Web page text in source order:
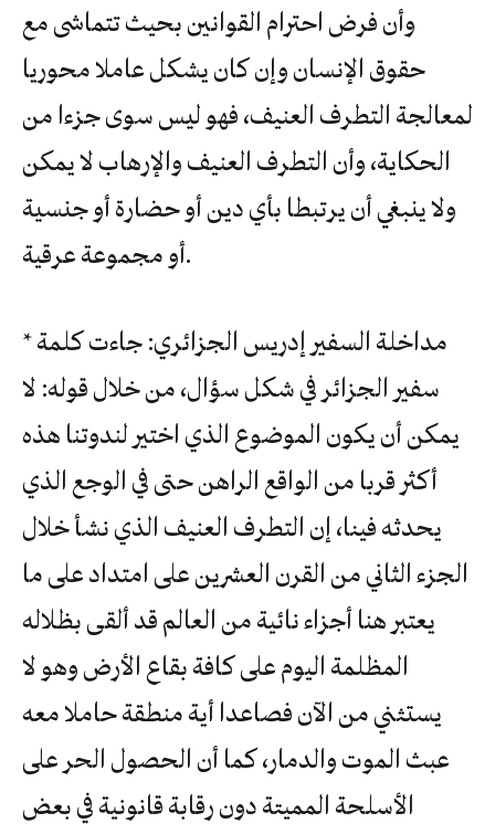
وأن فرض احترام القوانين بحيث تتماشى مع
حقوق الإنسان وإن كان يشكل عاملا محوريا
لمعالجة التطرف العنيف، فهو ليس سوى جزءا من
الحكاية، وأن التطرف العنيف والإرهاب لا يمكن
ولا ينبغي أن يرتبطا بأي دين أو حضارة أو جنسية
أو مجموعة عرقية.
* مداخلة السفير إدريس الجزائري: جاءت كلمة
سفير الجزائر في شكل سؤال، من خلال قوله: لا
يمكن أن يكون الموضوع الذي اختير لندوتنا هذه
أكثر قربا من الواقع الراهن حتى في الوجع الذي
يحدثه فينا، إن التطرف العنيف الذي نشأ خلال
الجزء الثاني من القرن العشرين على امتداد على ما
يعتبر هنا أجزاء نائية من العالم قد ألقى بظلاله
المظلمة اليوم على كافة بقاع الأرض وهو لا
يستثني من الآن فصاعدا أية منطقة حاملا معه
عبث الموت والدمار، كما أن الحصول الحر على
الأسلحة المميتة دون رقابة قانونية في بعض